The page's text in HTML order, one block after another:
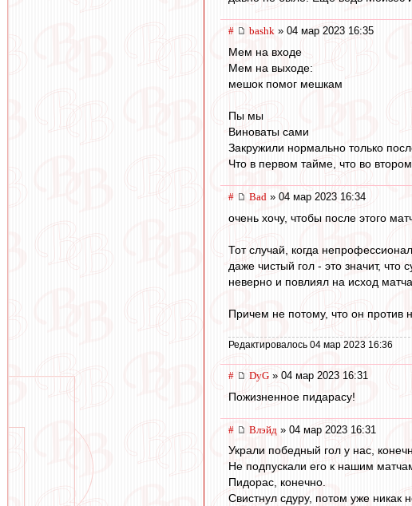
# bashk » 04 мар 2023 16:35
Мем на входе
Мем на выходе:
мешок помог мешкам
Пы мы
Виноваты сами
Закружили нормально только
Что в первом тайме, что во втором
# Bad » 04 мар 2023 16:34
очень хочу, чтобы после этого
Тот случай, когда
даже чистый гол - это значит,
неверно и повлиял на исход матча.
Причем не потому, что он против
Редактировалось 04 мар 2023 16:36
# DyG » 04 мар 2023 16:31
Пожизненное пидарасу!
# Влэйд » 04 мар 2023 16:31
Украли победный гол у нас,
Не подпускали его к нашим
Пидорас, конечно.
Свистнул сдуру, потом уже никак